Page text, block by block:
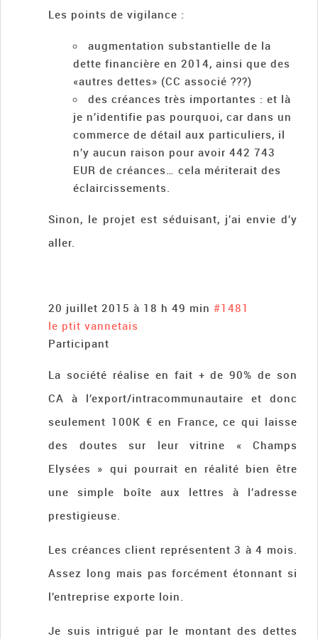
Les points de vigilance :
augmentation substantielle de la
dette financière en 2014, ainsi que des
«autres dettes» (CC associé ???)
des créances très importantes : et là
je n’identifie pas pourquoi, car dans un
commerce de détail aux particuliers, il
n’y aucun raison pour avoir 442 743
EUR de créances… cela mériterait des
éclaircissements.
Sinon, le projet est séduisant, j’ai envie d’y
aller.
20 juillet 2015 à 18 h 49 min #1481
le ptit vannetais
Participant
La société réalise en fait + de 90% de son
CA à l’export/intracommunautaire et donc
seulement 100K € en France, ce qui laisse
des doutes sur leur vitrine « Champs
Elysées » qui pourrait en réalité bien être
une simple boîte aux lettres à l’adresse
prestigieuse.
Les créances client représentent 3 à 4 mois.
Assez long mais pas forcément étonnant si
l’entreprise exporte loin.
Je suis intrigué par le montant des dettes